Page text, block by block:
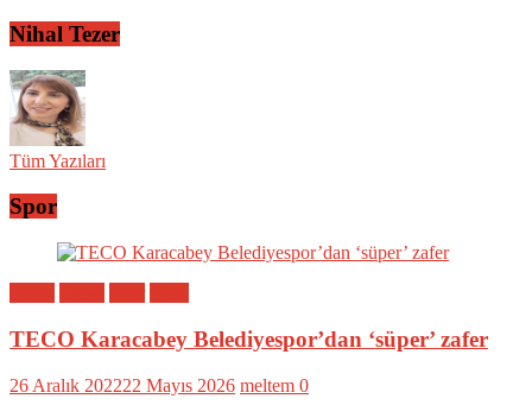
Nihal Tezer
Tüm Yazıları
Spor
TECO Karacabey Belediyespor’dan ‘süper’ zafer
26 Aralık 202222 Mayıs 2026 meltem 0